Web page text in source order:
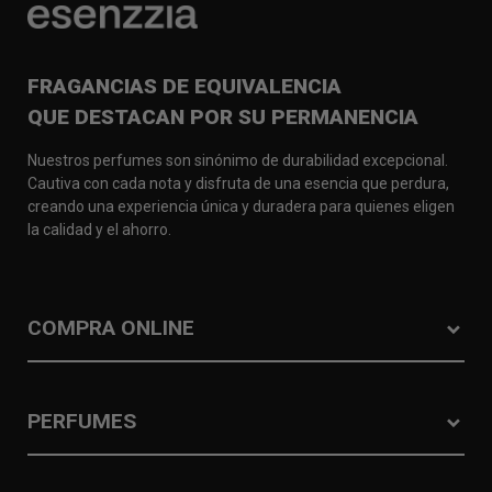
FRAGANCIAS DE EQUIVALENCIA
QUE DESTACAN POR SU PERMANENCIA
Nuestros perfumes son sinónimo de durabilidad excepcional.
Cautiva con cada nota y disfruta de una esencia que perdura,
creando una experiencia única y duradera para quienes eligen
la calidad y el ahorro.
COMPRA ONLINE
PERFUMES